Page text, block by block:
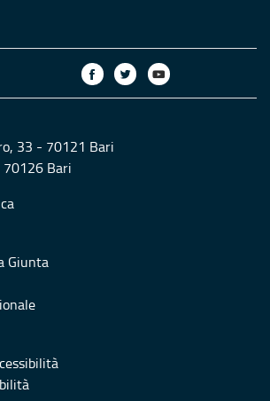
33 - 70121 Bari
70126 Bari
Giunta